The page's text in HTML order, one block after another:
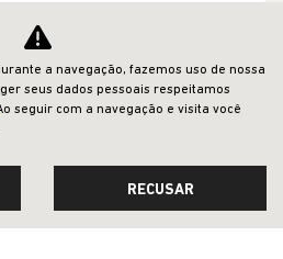
RELACIONADOS
a navegação, fazemos uso de nossa
seus dados pessoais respeitamos
seguir com a navegação e visita você
RECUSAR